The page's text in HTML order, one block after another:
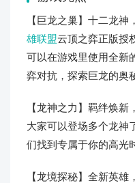
【巨龙之巢】十二龙
雄联盟云顶之弈正版授
可以在游戏里使用全新
弈对抗，探索巨龙的奥
【龙神之力】羁绊焕新
大家可以登场多个龙神
们找到专属于你的高光
【龙境探秘】全新英